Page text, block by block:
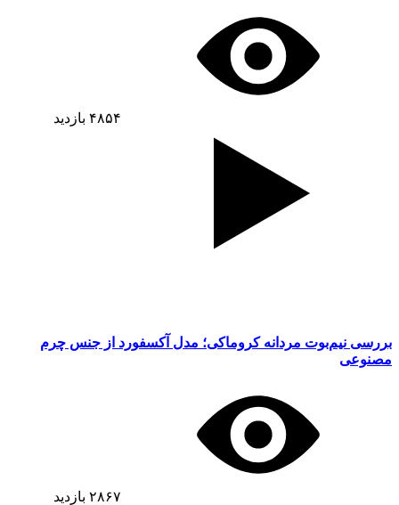
۴۸۵۴ بازدید
بررسی نیم‌بوت مردانه کروماکی؛ مدل آکسفورد از جنس چرم
مصنوعی
۲۸۶۷ بازدید